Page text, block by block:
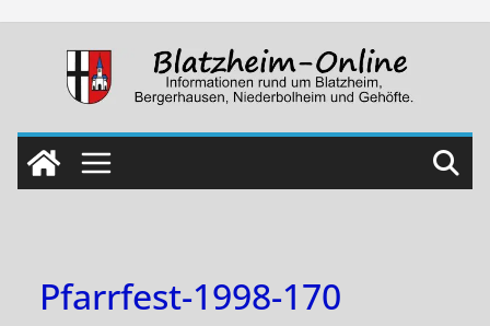
Skip
content
Pfarrfest-1998-170